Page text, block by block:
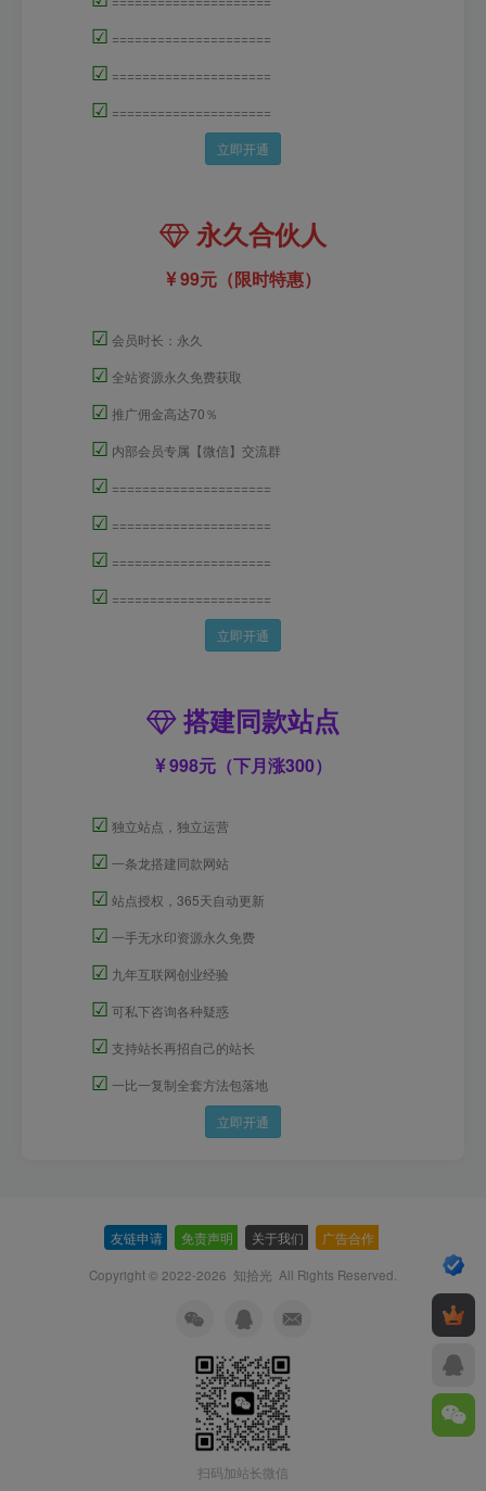
☑ =====================
☑ =====================
☑ =====================
立即开通
永久合伙人
99元（限时特惠）
☑ 会员时长：永久
☑ 全站资源永久免费获取
☑ 推广佣金高达70％
☑ 内部会员专属【微信】交流群
☑ =====================
☑ =====================
☑ =====================
☑ =====================
立即开通
搭建同款站点
998元（下月涨300）
☑ 独立站点，独立运营
☑ 一条龙搭建同款网站
☑ 站点授权，365天自动更新
☑ 一手无水印资源永久免费
☑ 九年互联网创业经验
☑ 可私下咨询各种疑惑
☑ 支持站长再招自己的站长
☑ 一比一复制全套方法包落地
立即开通
友链申请 免责声明 关于我们 广告合作
Copyright © 2022-2026 知拾光 All Rights Reserved.
扫码加站长微信